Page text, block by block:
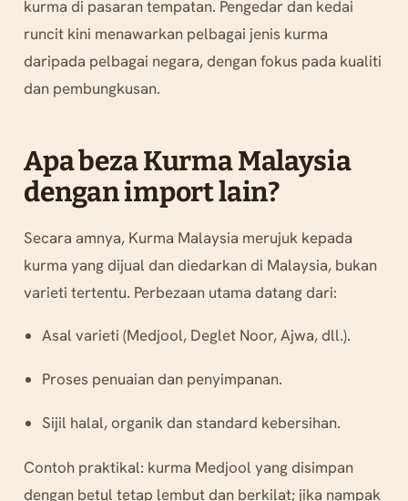
kurma di pasaran tempatan. Pengedar dan kedai
runcit kini menawarkan pelbagai jenis kurma
daripada pelbagai negara, dengan fokus pada kualiti
dan pembungkusan.
Apa beza Kurma Malaysia
dengan import lain?
Secara amnya, Kurma Malaysia merujuk kepada
kurma yang dijual dan diedarkan di Malaysia, bukan
varieti tertentu. Perbezaan utama datang dari:
Asal varieti (Medjool, Deglet Noor, Ajwa, dll.).
Proses penuaian dan penyimpanan.
Sijil halal, organik dan standard kebersihan.
Contoh praktikal: kurma Medjool yang disimpan
dengan betul tetap lembut dan berkilat; jika nampak